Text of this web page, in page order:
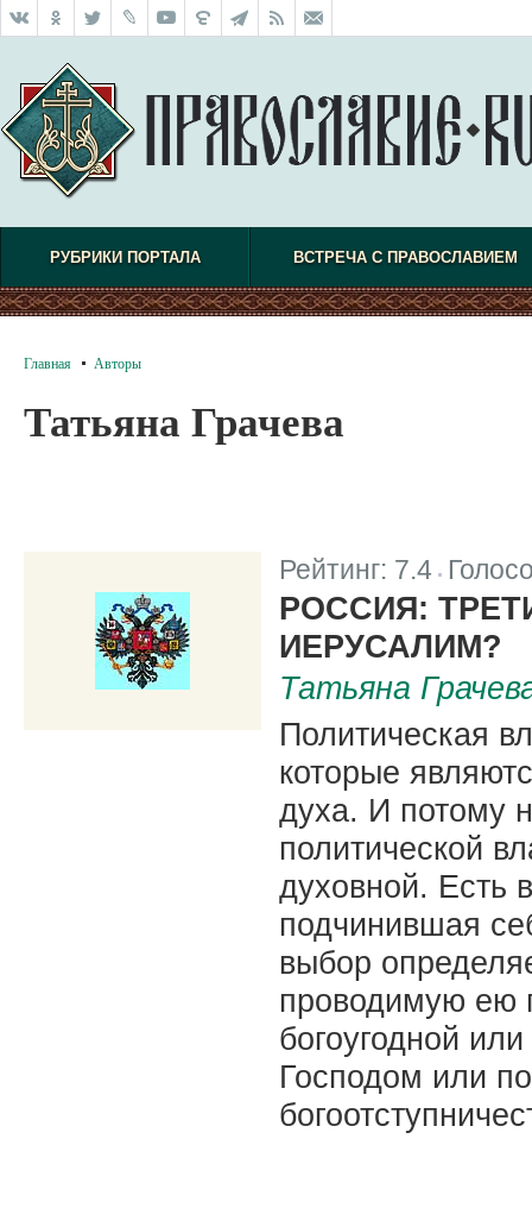
РУБРИКИ ПОРТАЛА ВСТРЕЧА С ПРАВОСЛАВИЕМ
Главная Авторы
Татьяна Грачева
Рейтинг: 7.4
РОССИЯ:
ИЕРУСАЛИМ?
Татьяна
Политическая
которые
духа. И потому
политической
духовной. Есть
подчинившая
выбор
проводимую ею
богоугодной
Господом или